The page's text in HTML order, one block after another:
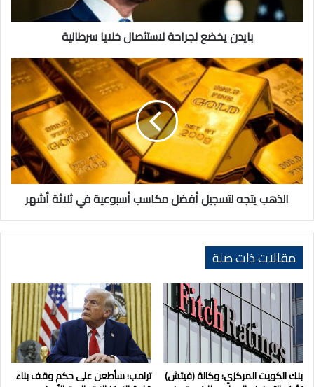
بايدن يخضع لجراحة لاستئصال خلايا سرطانية
الذهب
يتجه
لتسجيل
أفضل
مكاسب
أسبوعية
في
ثلاثة
أشهر
الذهب يتجه لتسجيل أفضل مكاسب أسبوعية في ثلاثة أشهر
مقالات ذات صلة
بنك الكويت المركزي: وكالة (فيتش) ترامب: سأطعن على حكم وقف بناء